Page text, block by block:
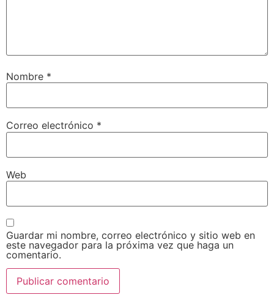
Nombre *
Correo electrónico *
Web
Guardar mi nombre, correo electrónico y sitio web en
este navegador para la próxima vez que haga un
comentario.